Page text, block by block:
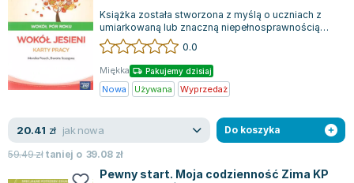
Katarzyna Miller
Antoine de Saint Exupery
Lew Tołstoj
Marcin Meller
ks. Piotr Pawlukiewicz
Jarosław Sokołowski
Piotr Latocha
Książka została stworzona z myślą o uczniach z
umiarkowaną lub znaczną niepełnosprawnością
intelektualną. Zawiera ona karty pracy,...
0.0
Miękka Pakujemy dzisiaj
Nowa Używana Wyprzedaż
20.41 zł jak nowa
59.49złtaniej o 39.08 zł
Do koszyka
Pewny start. Moja codzienność Zima KP